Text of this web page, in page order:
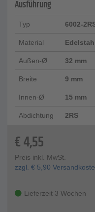
Ausführung
Typ 6002-
Material
Außen-Ø 32 mm
Breite 9 mm
Innen-Ø 15 mm
Abdichtung 2RS
€4,55
Preis inkl. MwSt.
zzgl. € 5,90
Lieferzeit 3 Wochen